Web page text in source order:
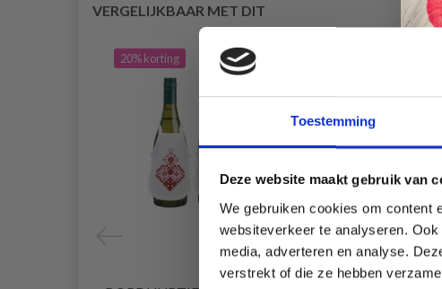
Toestemming
Deze website maakt gebruik van
We gebruiken cookies om content
websiteverkeer te analyseren.
media, adverteren en analyse.
verstrekt of die ze hebben
VERGELIJKBAAR MET DIT
20% korting